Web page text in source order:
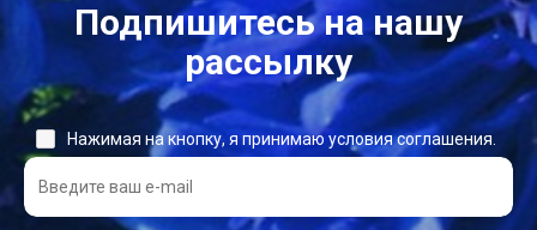
Подпишитесь на нашу
рассылку
Нажимая на кнопку, я принимаю условия соглашения.